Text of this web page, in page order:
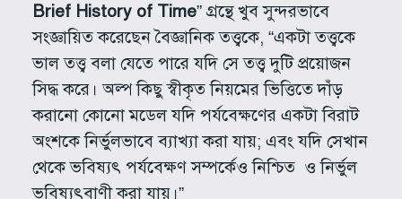
Brief History of Time” গ্রন্থে খুব সুন্দরভাবে
সংজ্ঞায়িত করেছেন বৈজ্ঞানিক তত্ত্বকে, “একটা তত্ত্বকে
ভাল তত্ত্ব বলা যেতে পারে যদি সে তত্ত্ব দুটি প্রয়োজন
সিদ্ধ করে। অল্প কিছু স্বীকৃত নিয়মের ভিত্তিতে দাঁড়
করানো কোনো মডেল যদি পর্যবেক্ষণের একটা বিরাট
অংশকে নির্ভুলভাবে ব্যাখ্যা করা যায়; এবং যদি সেখান
থেকে ভবিষ্যৎ পর্যবেক্ষণ সম্পর্কেও নিশ্চিত ও নির্ভুল
ভবিষ্যৎবাণী করা যায়।”